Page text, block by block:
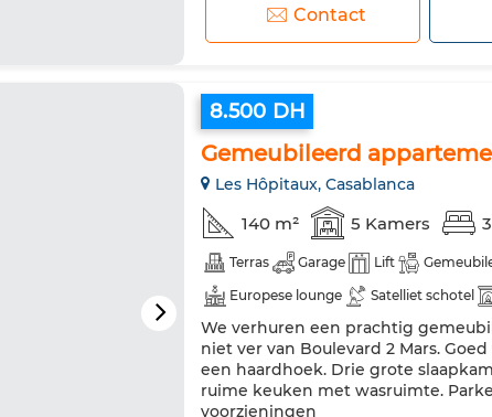
Contact
8.500 DH
Gemeubileerd
Les Hôpitaux, Casablanca
140 m² 5 Kamers
Terras Garage Lift
Europese lounge
Satelliet schotel
Huisdieren toegestaan
We verhuren een prachtig
niet ver van Boulevard 2 Mars.
een haardhoek. Drie grote
ruime keuken met wasruimte.
voorzieningen